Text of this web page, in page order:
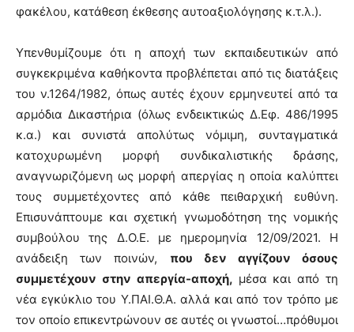
φακέλου, κατάθεση έκθεσης αυτοαξιολόγησης κ.τ.λ.).
Υπενθυμίζουμε ότι η αποχή των εκπαιδευτικών από
συγκεκριμένα καθήκοντα προβλέπεται από τις διατάξεις
του ν.1264/1982, όπως αυτές έχουν ερμηνευτεί από τα
αρμόδια Δικαστήρια (όλως ενδεικτικώς Δ.Εφ. 486/1995
κ.α.) και συνιστά απολύτως νόμιμη, συνταγματικά
κατοχυρωμένη μορφή συνδικαλιστικής δράσης,
αναγνωριζόμενη ως μορφή απεργίας η οποία καλύπτει
τους συμμετέχοντες από κάθε πειθαρχική ευθύνη.
Επισυνάπτουμε και σχετική γνωμοδότηση της νομικής
συμβούλου της Δ.Ο.Ε. με ημερομηνία 12/09/2021. Η
ανάδειξη των ποινών, που δεν αγγίζουν όσους
συμμετέχουν στην απεργία-αποχή, μέσα και από τη
νέα εγκύκλιο του Υ.ΠΑΙ.Θ.Α. αλλά και από τον τρόπο με
τον οποίο επικεντρώνουν σε αυτές οι γνωστοί…πρόθυμοι